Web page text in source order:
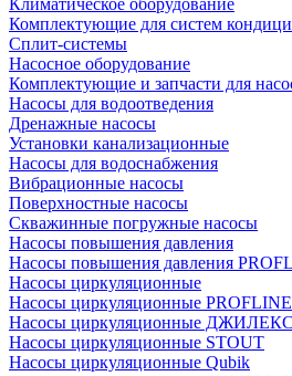
Климатическое оборудование
Комплектующие для систем
Сплит-системы
Насосное оборудование
Комплектующие и запчасти для
Насосы для водоотведения
Дренажные насосы
Установки канализационные
Насосы для водоснабжения
Вибрационные насосы
Поверхностные насосы
Скважинные погружные насосы
Насосы повышения давления
Насосы повышения давления
Насосы циркуляционные
Насосы циркуляционные PROFLINE
Насосы циркуляционные ДЖИЛЕКС
Насосы циркуляционные STOUT
Насосы циркуляционные Qubik